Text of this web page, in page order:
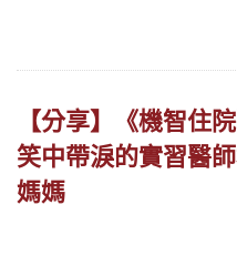
【分享】《機智住
笑中帶淚的實習醫
媽媽